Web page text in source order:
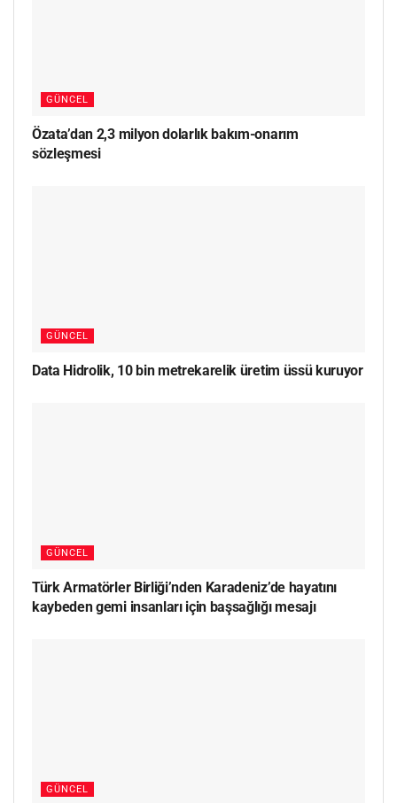
GÜNCEL
Özata’dan 2,3 milyon dolarlık bakım-onarım
sözleşmesi
GÜNCEL
Data Hidrolik, 10 bin metrekarelik üretim üssü kuruyor
GÜNCEL
Türk Armatörler Birliği’nden Karadeniz’de hayatını
kaybeden gemi insanları için başsağlığı mesajı
GÜNCEL